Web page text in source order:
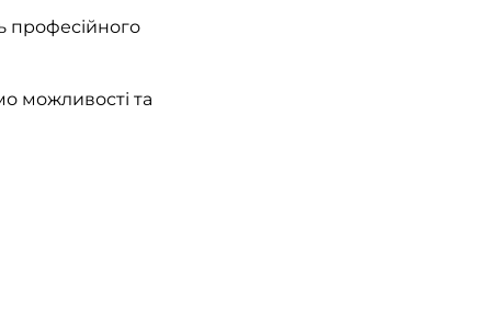
професійного
можливості та